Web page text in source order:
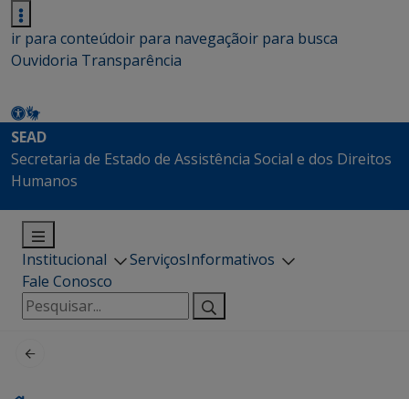
ir para conteúdoir para navegaçãoir para busca
Ouvidoria Transparência
SEAD
Secretaria de Estado de Assistência Social e dos Direitos
Humanos
Institucional ServiçosInformativos
Fale Conosco
Pesquisar
por: